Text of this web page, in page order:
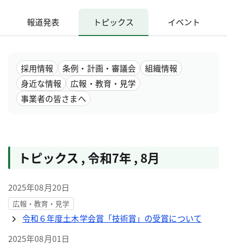
報道発表 トピックス イベント
採用情報 条例・計画・審議会
組織情報
身近な情報
広報・教育・見学
事業者の皆さまへ
トピックス ,令和7年 , 8月
2025年08月20日
広報・教育・見学
令和６年度土木学会賞「技術賞」の受賞について
2025年08月01日